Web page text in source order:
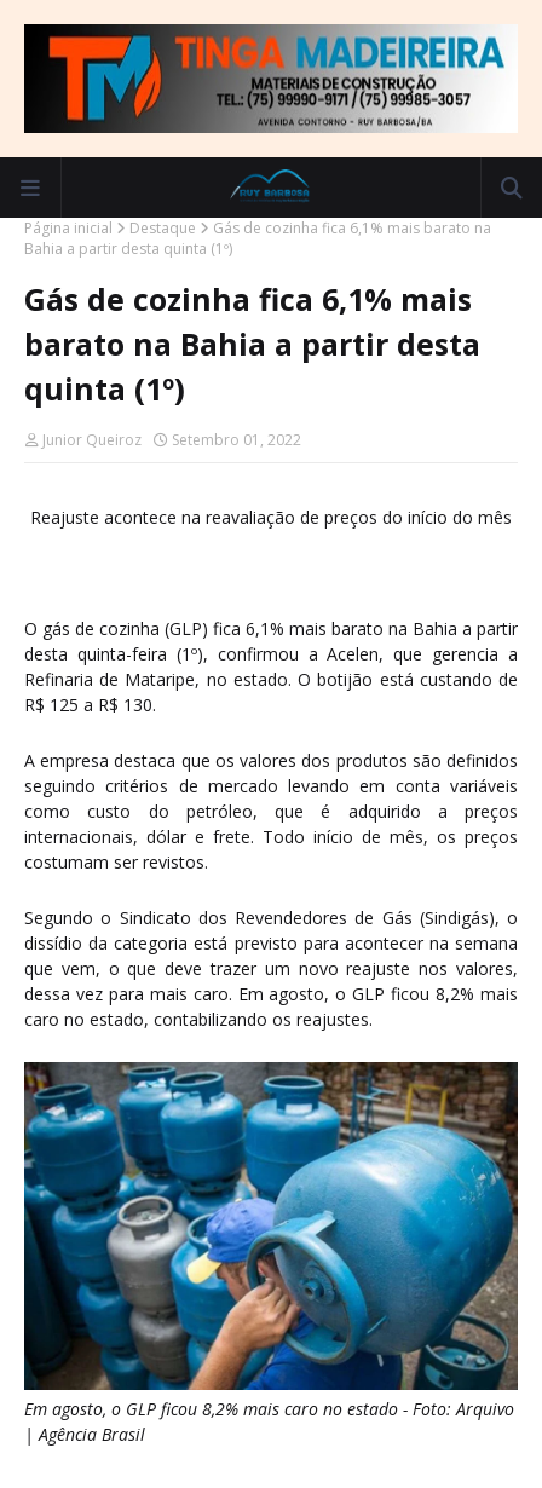
Página inicial Destaque
Gás de cozinha fica 6,1% mais barato na
Bahia a partir desta quinta (1º)
Gás de cozinha fica 6,1% mais
barato na Bahia a partir desta
quinta (1º)
Junior Queiroz Setembro 01, 2022
Reajuste acontece na reavaliação de preços do início do mês
O gás de cozinha (GLP) fica 6,1% mais barato na Bahia a partir
desta quinta-feira (1º), confirmou a Acelen, que gerencia a
Refinaria de Mataripe, no estado. O botijão está custando de
R$ 125 a R$ 130.
A empresa destaca que os valores dos produtos são definidos
seguindo critérios de mercado levando em conta variáveis
como custo do petróleo, que é adquirido a preços
internacionais, dólar e frete. Todo início de mês, os preços
costumam ser revistos.
Segundo o Sindicato dos Revendedores de Gás (Sindigás), o
dissídio da categoria está previsto para acontecer na semana
que vem, o que deve trazer um novo reajuste nos valores,
dessa vez para mais caro. Em agosto, o GLP ficou 8,2% mais
caro no estado, contabilizando os reajustes.
Em agosto, o GLP ficou 8,2% mais caro no estado - Foto: Arquivo
| Agência Brasil